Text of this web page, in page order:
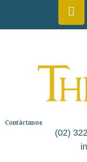
Contáctanos
(02)